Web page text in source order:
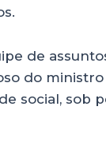
de
do
social, sob